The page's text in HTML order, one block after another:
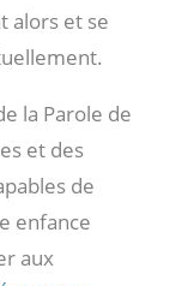
alors et se
la Parole de
et des
de
enfance
aux